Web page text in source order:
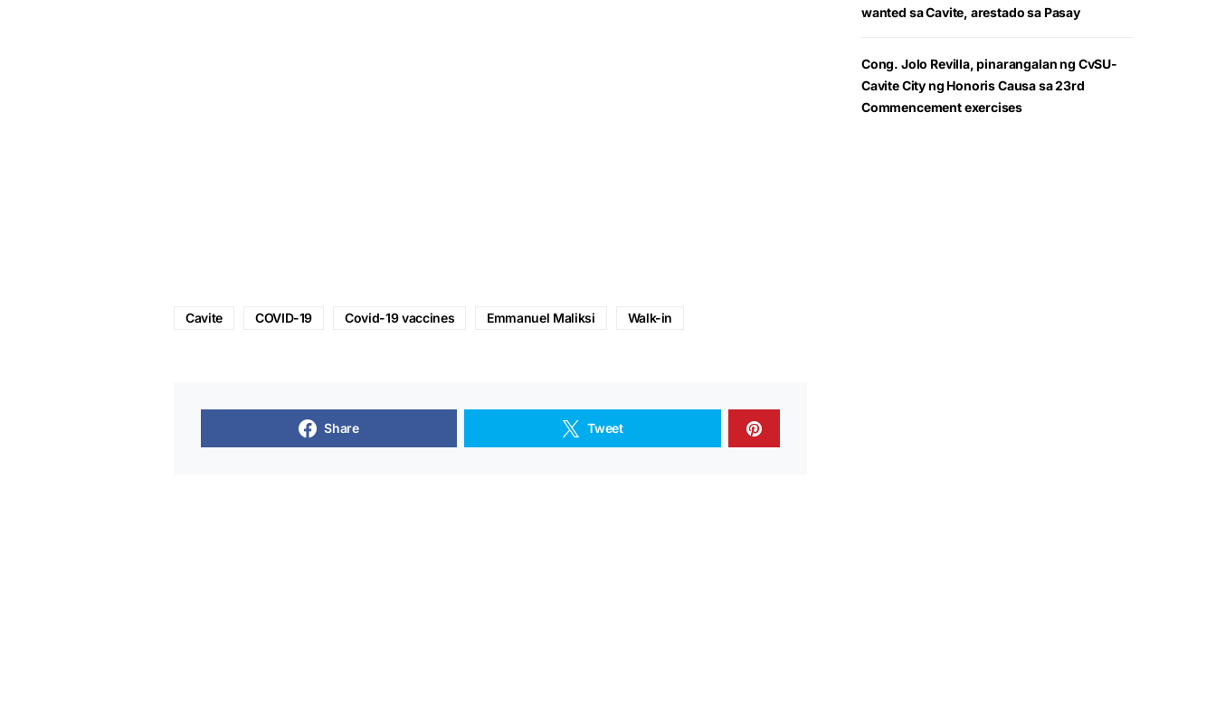
Cavite COVID-19 Covid-19 vaccines Emmanuel Maliksi Walk-in
Share Tweet
wanted sa Cavite, arestado sa Pasay
Cong. Jolo Revilla, pinarangalan ng CvSU-
Cavite City ng Honoris Causa sa 23rd
Commencement exercises